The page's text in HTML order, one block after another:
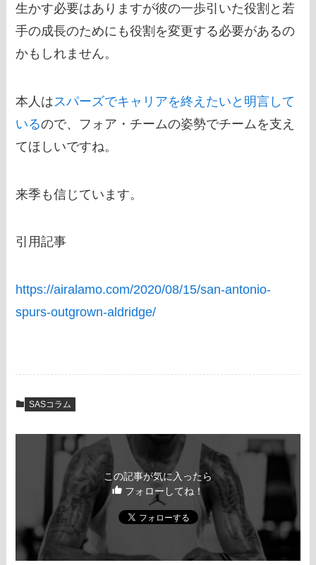
生かす必要はありますが彼の一歩引いた役割と若
手の成長のためにも役割を変更する必要があるの
かもしれません。
本人は スパーズでキャリアを終えたいと明言して
いるので、フォア・チームの姿勢でチームを支え
てほしいですね。
来季も信じています。
引用記事
https://airalamo.com/2020/08/15/san-antonio-
spurs-outgrown-aldridge/
SASコラム
この記事が気に入ったら
フォローしてね！